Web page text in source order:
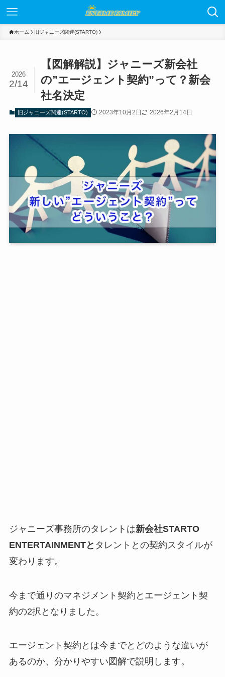
ホーム 旧ジャニーズ関連(STARTO)
【図解解説】ジャニーズ新会社
の”エージェント契約”って？新会
社名決定
2026
2/14
旧ジャニーズ関連(STARTO) 2023年10月2日 2026年2月14日
ジャニーズ事務所のタレントは新会社STARTO
ENTERTAINMENTと タレントとの契約スタイルが
変わります。
今まで通りのマネジメント契約とエージェント契
約の2択となりました。
エージェント契約とは今までとどのような違いが
あるのか、分かりやすい図解で説明します。